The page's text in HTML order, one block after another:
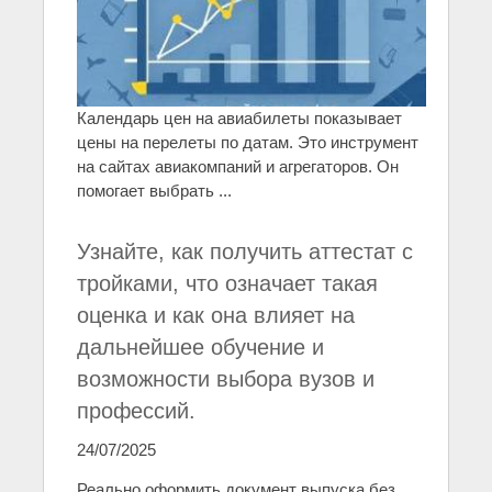
Календарь цен на авиабилеты показывает
цены на перелеты по датам. Это инструмент
на сайтах авиакомпаний и агрегаторов. Он
помогает выбрать ...
Узнайте, как получить аттестат с
тройками, что означает такая
оценка и как она влияет на
дальнейшее обучение и
возможности выбора вузов и
профессий.
24/07/2025